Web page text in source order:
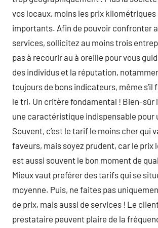
vos locaux, moins les prix
importants. Afin de pouvoir confronter
services, sollicitez au moins trois
pas à recourir au à oreille pour vous
des individus et la réputation,
toujours de bons indicateurs, même s’il
le tri. Un critère fondamental ! Bien-sûr
une caractéristique indispensable pour
Souvent, c’est le tarif le moins cher qui
faveurs, mais soyez prudent, car le prix
est aussi souvent le bon moment de
Mieux vaut preférer des tarifs qui se
moyenne. Puis, ne faites pas
de prix, mais aussi de services ! Le
prestataire peuvent plaire de la